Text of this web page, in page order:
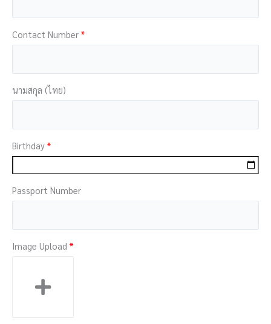
Contact Number
นามสกุล (ไทย)
Birthday
Passport Number
Image Upload